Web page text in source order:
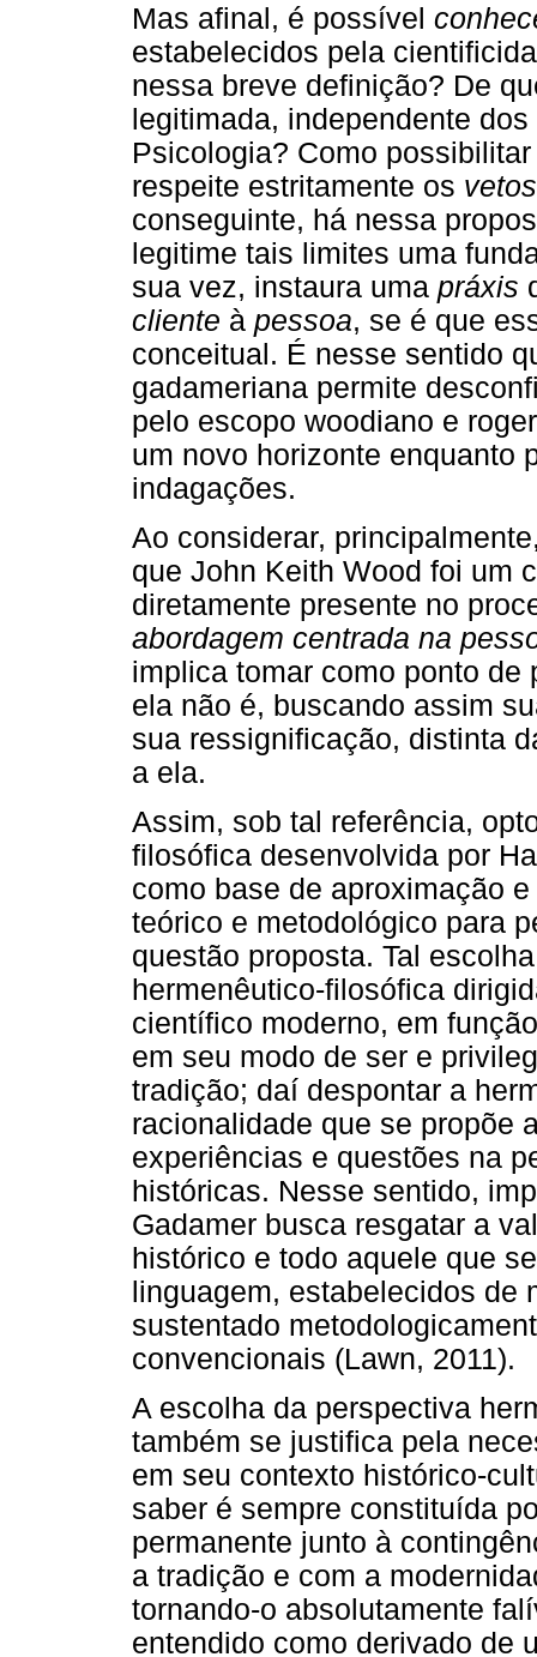
Mas afinal, é possível
estabelecidos pela
nessa breve definição? De
legitimada, independente
Psicologia? Como
respeite estritamente os vetos
conseguinte, há nessa
legitime tais limites uma
sua vez, instaura uma práxis
cliente à pessoa, se é que
conceitual. É nesse sentido
gadameriana permite
pelo escopo woodiano e
um novo horizonte enquanto
indagações.
Ao considerar,
que John Keith Wood foi um
diretamente presente no
abordagem centrada na
implica tomar como ponto
ela não é, buscando assim
sua ressignificação, distinta
a ela.
Assim, sob tal referência,
filosófica desenvolvida por
como base de aproximação
teórico e metodológico para
questão proposta. Tal
hermenêutico-filosófica
científico moderno, em
em seu modo de ser e
tradição; daí despontar a
racionalidade que se propõe
experiências e questões na
históricas. Nesse sentido,
Gadamer busca resgatar a
histórico e todo aquele que
linguagem, estabelecidos de
sustentado
convencionais (Lawn, 2011).
A escolha da perspectiva
também se justifica pela
em seu contexto histórico-
saber é sempre constituída
permanente junto à
a tradição e com a
tornando-o absolutamente
entendido como derivado de